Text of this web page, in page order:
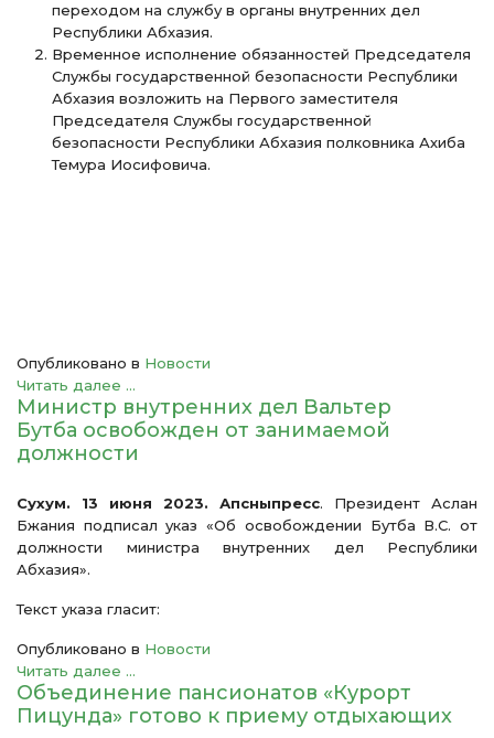
переходом на службу в органы внутренних дел
Республики Абхазия.
Временное исполнение обязанностей Председателя
Службы государственной безопасности Республики
Абхазия возложить на Первого заместителя
Председателя Службы государственной
безопасности Республики Абхазия полковника Ахиба
Темура Иосифовича.
Опубликовано в Новости
Читать далее ...
Министр внутренних дел Вальтер
Бутба освобожден от занимаемой
должности
Сухум. 13 июня 2023. Апсныпресс. Президент Аслан
Бжания подписал указ «Об освобождении Бутба В.С. от
должности министра внутренних дел Республики
Абхазия».
Текст указа гласит:
Опубликовано в Новости
Читать далее ...
Объединение пансионатов «Курорт
Пицунда» готово к приему отдыхающих